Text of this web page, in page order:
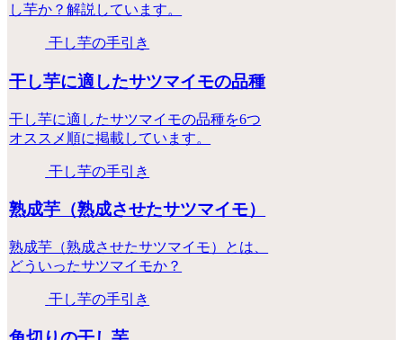
し芋か？解説しています。
干し芋の手引き
干し芋に適したサツマイモの品種
干し芋に適したサツマイモの品種を6つ
オススメ順に掲載しています。
干し芋の手引き
熟成芋（熟成させたサツマイモ）
熟成芋（熟成させたサツマイモ）とは、
どういったサツマイモか？
干し芋の手引き